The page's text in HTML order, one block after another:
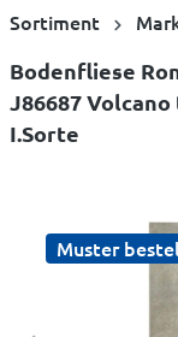
Sortiment
Bodenfliese
J86687
I.Sorte
Muster